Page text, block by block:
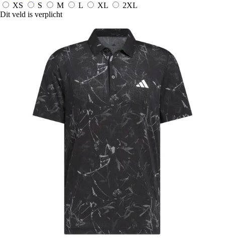
XS
S M L XL
2XL
Dit veld is verplicht